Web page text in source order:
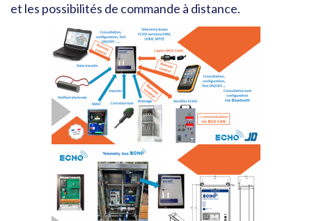
et les possibilités de commande à distance.